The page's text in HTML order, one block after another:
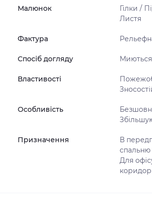
Малюнок
Гілки /
Листя
Фактура
Спосіб догляду Миються
Властивості
Особливість
Призначення
В
спальню
Для
коридор